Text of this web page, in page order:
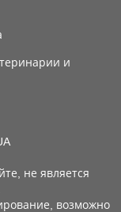
и
не является
возможно